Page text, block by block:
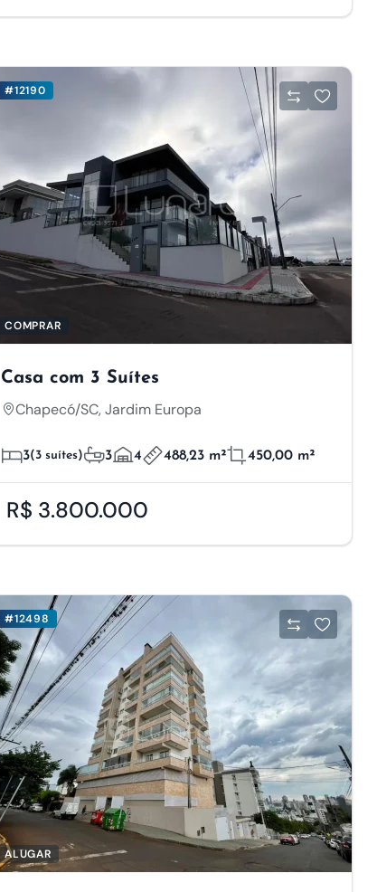
#12190
COMPRAR
Casa com 3 Suítes
Chapecó/SC, Jardim Europa
3(3 suítes) 3 4 488,23 m² 450,00 m²
R$ 3.800.000
#12498
ALUGAR